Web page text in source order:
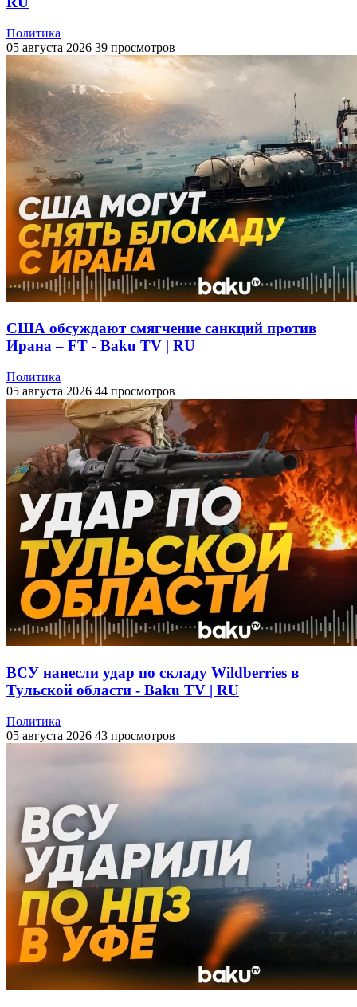
Политика
05 августа 2026 39 просмотров
США обсуждают смягчение санкций против
Ирана – FT - Baku TV | RU
Политика
05 августа 2026 44 просмотров
ВСУ нанесли удар по складу Wildberries в
Тульской области - Baku TV | RU
Политика
05 августа 2026 43 просмотров